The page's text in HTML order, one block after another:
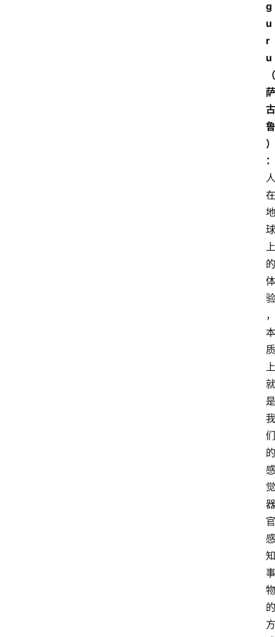
g
u
r
u
（
萨
古
鲁
）
：
人
在
地
球
上
的
体
验
，
本
质
上
就
是
我
们
的
感
觉
器
官
感
知
事
物
的
方